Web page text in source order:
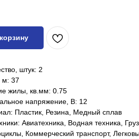
штук: 2
м: 37
жилы, кв.мм: 0.75
напряжение, В: 12
Пластик, Резина, Медный сплав
Авиатехника, Водная техника,
Коммерческий транспорт,